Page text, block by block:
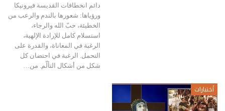
دائم انخطافات القديسة فيرونيكا
ورؤياها: شعورها بالندم والرعب من
الخطيئة، حبّ الله والرجاء،
استسلام كامل للإرادة الإلهية،
الرغبة في المعاناة، والقدرة على
التحمل. الرغبة في احتضان كل
شكل من أشكال التألّم. من…
أختبارات